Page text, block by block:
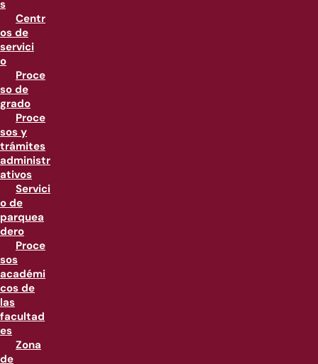
s
Centr
os de
servici
o
Proce
so de
grado
Proce
sos y
trámites
administr
ativos
Servici
o de
parquea
dero
Proce
sos
académi
cos de
las
facultad
es
Zona
de